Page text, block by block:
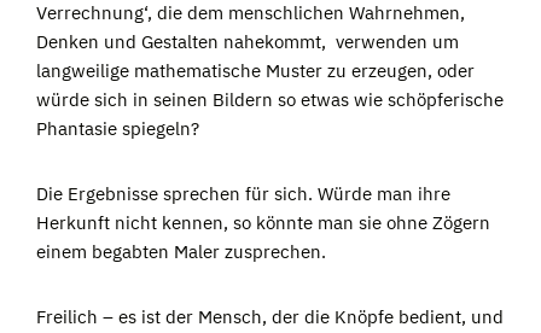
Verrechnung‘, die dem menschlichen Wahrnehmen,
Denken und Gestalten nahekommt, verwenden um
langweilige mathematische Muster zu erzeugen, oder
würde sich in seinen Bildern so etwas wie schöpferische
Phantasie spiegeln?
Die Ergebnisse sprechen für sich. Würde man ihre
Herkunft nicht kennen, so könnte man sie ohne Zögern
einem begabten Maler zusprechen.
Freilich – es ist der Mensch, der die Knöpfe bedient, und